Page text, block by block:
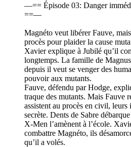
—== Épisode 03: Danger
==—
Magnéto veut libérer Fauve,
procès pour plaider la cause
Xavier explique à Jubilé qu’il
longtemps. La famille de
depuis il veut se venger des
pouvoir aux mutants.
Fauve, défendu par Hodge,
traque des mutants. Mais Fauve
assistent au procès en civil,
secrète. Dents de Sabre
X-Men l’amènent à l’école.
combattre Magnéto, ils
qu’il a volés.